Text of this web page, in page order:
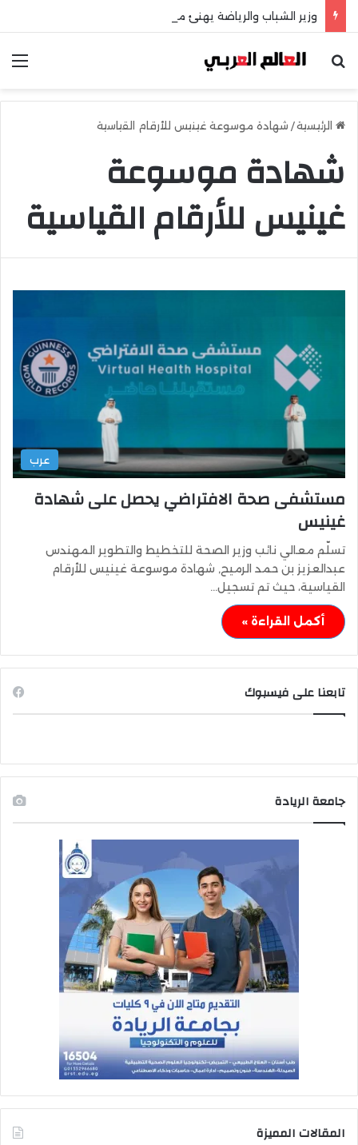
وزير الشباب والرياضة يهنئ منتخب مصر للشطرنج
بحث عن
الرئيسية/ شهادة موسوعة غينيس للأرقام القياسية
شهادة موسوعة
غينيس للأرقام القياسية
عرب
مستشفى صحة الافتراضي يحصل على شهادة
غينيس
تسلّم معالي نائب وزير الصحة للتخطيط والتطوير المهندس
عبدالعزيز بن حمد الرميح, شهادة موسوعة غينيس للأرقام
القياسية، حيث تم تسجيل…
أكمل القراءة »
تابعنا على فيسبوك
جامعة الريادة
المقالات المميزة